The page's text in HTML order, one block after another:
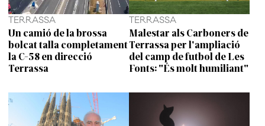
TERRASSA
Un camió de la brossa
bolcat talla completament
la C-58 en direcció
Terrassa
TERRASSA
Malestar als Carboners de
Terrassa per l'ampliació
del camp de futbol de Les
Fonts: "És molt humiliant"